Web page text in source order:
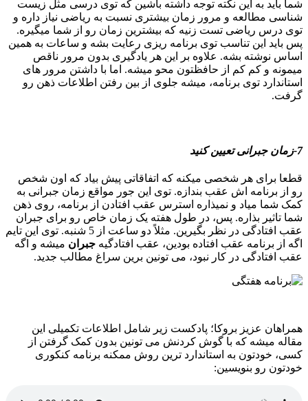
شما باید به این نکته توجه داشته باشین که توی درسی مثل زیست
شناسی مطالعه و مرور زمان بیشتری نسبت به ریاضی نیاز داره و
توی درس ریاضی تست زنیه که بیشترین زمان رو از شما میگیره.
پس باید این تناسب توی برنامه ریزی رعایت بشه و ساعات به همین
اساس نوشته بشه. علاوه بر این هر یادگیری بدون مرور ناقص
میمونه و کم کم از حافظتون محو میشه. اما با داشتن مرور های
استاندارد توی برنامه، میشه جلوی از بین رفتن اطلاعات ذهن رو
گرفت.
7-زمان جبرانی تعیین کنید
قطعا برای هر شخصی میکنه که اتفاقاتی پیش بیاد که اون شخص
رو از برنامه اش عقب بندازه. توی این جور مواقع زمان جبرانی به
کمک شما میاد و نمیذاره استرس عقب افتادن از برنامه، روی ذهن
شما تاثیر بذاره. پس، در طول هفته یک زمان خاص رو برای جبران
عقب افتادگی در نظر بگیرین. مثلاً دو ساعت از 5 شنبه. توی این تایم
اگه از برنامه عقب افتاده بودین، عقب افتادگیه جبران میشه و اگه
عقب افتادگی در کار نبود، می تونین برین سراغ مطالب جدید.
همراهان عزیز بروکا؛ پادکست زیر شامل اطلاعات تکمیلی این
مقاله میشه که با گوش کردنش می تونین بدون کمک گرفتن از
کسی، خودتون به استاندارد ترین روش ممکنه برنامه کنکوری
خودتون رو بنویسین: